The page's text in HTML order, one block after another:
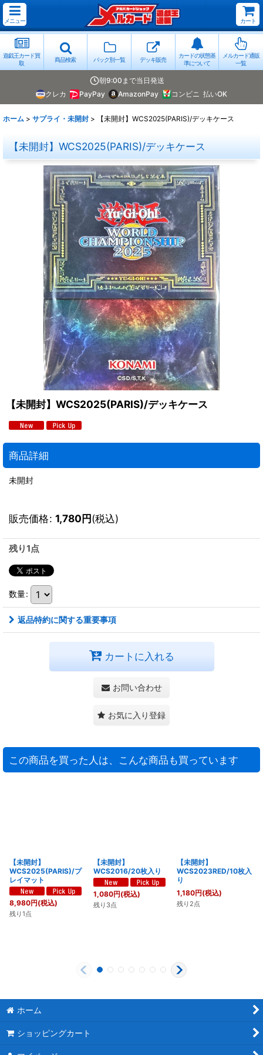
メニュー カート
遊戯王カード買
取
商品検索 パック別一覧 デッキ販売
カードの状態基
準について
メルカード通販
一覧
朝9:00まで当日発送
クレカ
PayPay AmazonPay コンビニ 払いOK
ホーム > サプライ・未開封 > 【未開封】WCS2025(PARIS)/デッキケース
【未開封】WCS2025(PARIS)/デッキケース
【未開封】WCS2025(PARIS)/デッキケース
商品詳細
未開封
販売価格: 1,780円(税込)
残り1点
数量:
返品特約に関する重要事項
カートに入れる
お問い合わせ
お気に入り登録
この商品を買った人は、こんな商品も買っています
【未開封】
WCS2025(PARIS)/プ
レイマット
8,980円(税込)
残り1点
【未開封】
WCS2016/20枚入り
1,080円(税込)
残り3点
【未開封】
WCS2023RED/10枚入
り
1,180円(税込)
残り2点
ホーム
ショッピングカート